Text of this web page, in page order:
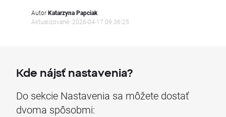
AutorKatarzyna Papciak
Aktualizované: 2026-04-17 09:36:25
Kde nájsť nastavenia?
Do sekcie Nastavenia sa môžete dostať
dvoma spôsobmi: